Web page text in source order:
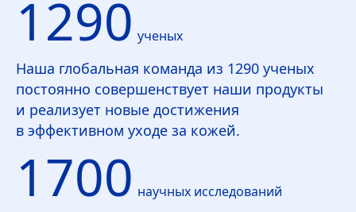
1290 ученых
Наша глобальная команда из 1290 ученых
постоянно совершенствует наши продукты
и реализует новые достижения
в эффективном уходе за кожей.
1700 научных исследований